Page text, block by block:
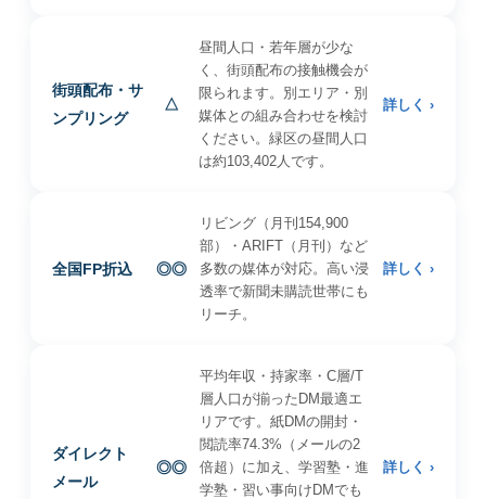
街頭配布・サ
ンプリング
△
昼間人口・若年層が少な
く、街頭配布の接触機会が
限られます。別エリア・別
媒体との組み合わせを検討
ください。緑区の昼間人口
は約103,402人です。
詳しく ›
全国FP折込 ◎◎
リビング（月刊154,900
部）・ARIFT（月刊）など
多数の媒体が対応。高い浸
透率で新聞未購読世帯にも
リーチ。
詳しく ›
ダイレクト
メール
◎◎
平均年収・持家率・C層/T
層人口が揃ったDM最適エ
リアです。紙DMの開封・
閲読率74.3%（メールの2
倍超）に加え、学習塾・進
学塾・習い事向けDMでも
詳しく ›